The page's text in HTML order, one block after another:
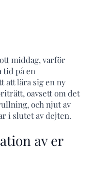
middag, varför
tid på en
att lära sig en ny
oavsett om det
och njut av
i slutet av dejten.
av er